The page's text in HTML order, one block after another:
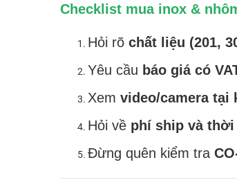
Checklist mua inox &
Hỏi rõ chất liệu (201,
Yêu cầu báo giá có
Xem video/camera tại
Hỏi về phí ship và
Đừng quên kiểm tra